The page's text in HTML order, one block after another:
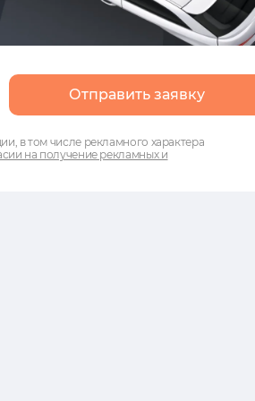
в том числе рекламного характера
на получение рекламных и
Отправить заявку